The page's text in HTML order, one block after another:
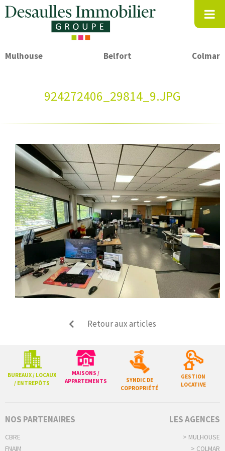
Mulhouse Belfort Colmar
924272406_29814_9.JPG
Retour aux articles
BUREAUX / LOCAUX
/ ENTREPÔTS
MAISONS /
APPARTEMENTS
SYNDIC DE
COPROPRIÉTÉ
GESTION
LOCATIVE
NOS PARTENAIRES
CBRE
FNAIM
LES AGENCES
> MULHOUSE
> COLMAR